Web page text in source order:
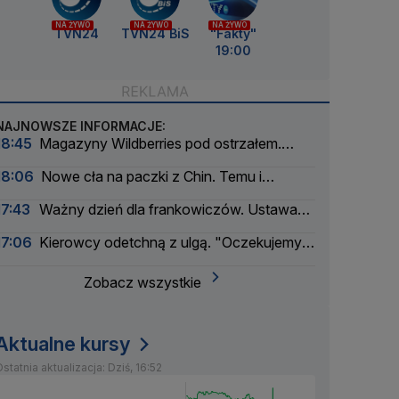
NA ŻYWO
TVN24
NA ŻYWO
TVN24 BiS
NA ŻYWO
"Fakty"
19:00
INFORMACJE:
Magazyny Wildberries pod ostrzałem.
Nowe cła na paczki z Chin. Temu i
Ważny dzień dla frankowiczów. Ustawa
Kierowcy odetchną z ulgą. "Oczekujemy
Zobacz wszystkie
kursy
aktualizacja: Dziś, 16:52